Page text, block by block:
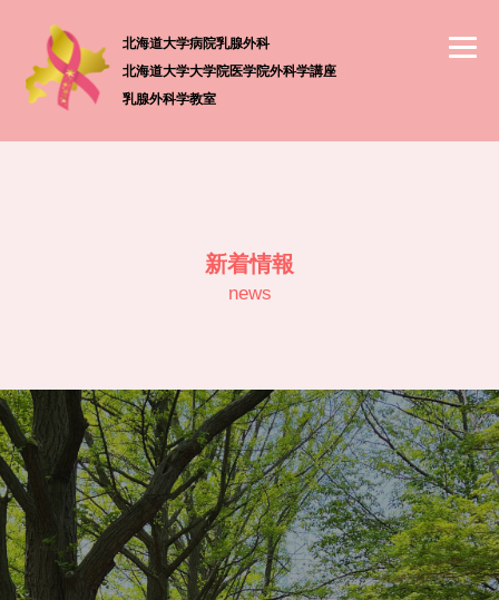
北海道大学病院乳腺外科
北海道大学大学院医学院外科学講座
乳腺外科学教室
新着情報
news